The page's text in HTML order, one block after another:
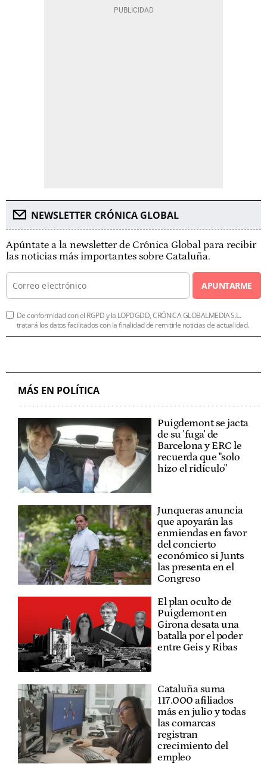
NEWSLETTER CRÓNICA GLOBAL
Apúntate a la newsletter de Crónica Global para recibir
las noticias más importantes sobre Cataluña.
APUNTARME
De conformidad con el RGPD y la LOPDGDD, CRÓNICA GLOBALMEDIA S.L.
tratará los datos facilitados con la finalidad de remitirle noticias de actualidad.
MÁS EN POLÍTICA
Puigdemont se jacta
de su 'fuga' de
Barcelona y ERC le
recuerda que "solo
hizo el ridículo"
Junqueras anuncia
que apoyarán las
enmiendas en favor
del concierto
económico si Junts
las presenta en el
Congreso
El plan oculto de
Puigdemont en
Girona desata una
batalla por el poder
entre Geis y Ribas
Cataluña suma
117.000 afiliados
más en julio y todas
las comarcas
registran
crecimiento del
empleo